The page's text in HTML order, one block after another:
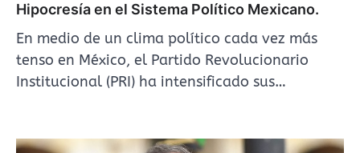
Hipocresía en el Sistema Político Mexicano.
En medio de un clima político cada vez más
tenso en México, el Partido Revolucionario
Institucional (PRI) ha intensificado sus…